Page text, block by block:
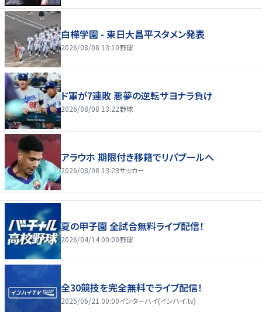
白樺学園 - 東日大昌平スタメン発表
2026/08/08 13:10野球
ド軍が7連敗 悪夢の逆転サヨナラ負け
2026/08/08 13:22野球
アラウホ 期限付き移籍でリバプールへ
2026/08/08 13:23サッカー
夏の甲子園 全試合無料ライブ配信！
2026/04/14 00:00野球
全30競技を完全無料でライブ配信！
2025/06/21 00:00インターハイ(インハイ.tv)